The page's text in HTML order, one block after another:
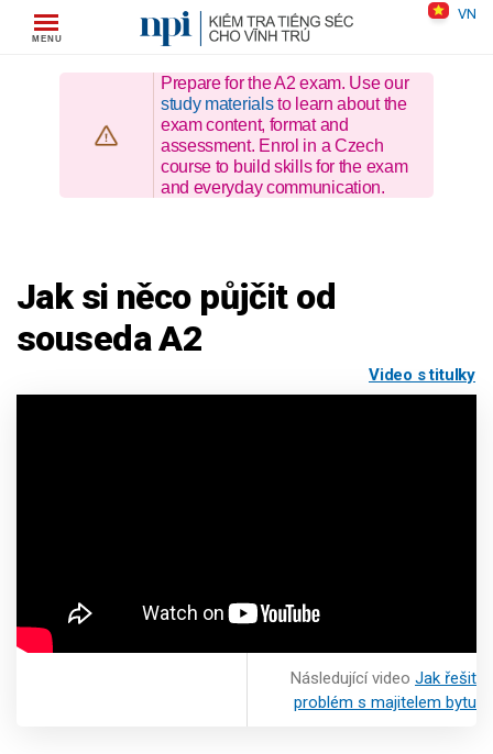
VN
Prepare for the A2 exam. Use our
study materialsto learn about the
exam content, format and
assessment. Enrol in a Czech
course to build skills for the exam
and everyday communication.
Jak si něco půjčit od
souseda A2
Video s titulky
Následující video Jak řešit
problém s majitelem bytu